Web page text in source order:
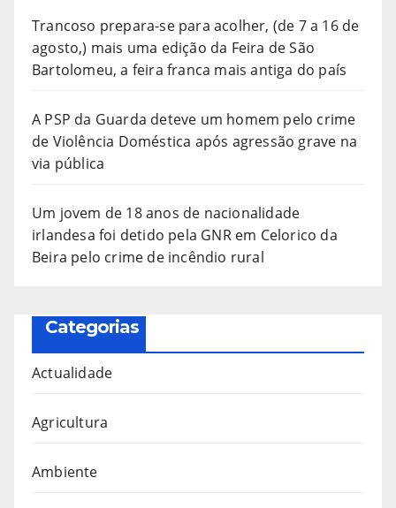
Trancoso prepara-se para acolher, (de 7 a 16 de
agosto,) mais uma edição da Feira de São
Bartolomeu, a feira franca mais antiga do país
A PSP da Guarda deteve um homem pelo crime
de Violência Doméstica após agressão grave na
via pública
Um jovem de 18 anos de nacionalidade
irlandesa foi detido pela GNR em Celorico da
Beira pelo crime de incêndio rural
Categorias
Actualidade
Agricultura
Ambiente